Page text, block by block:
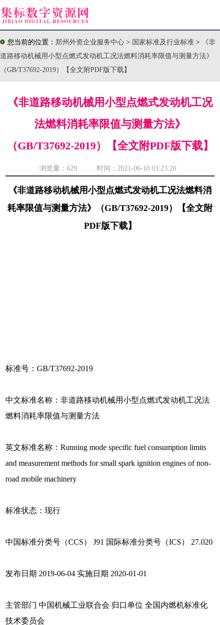
您当前的位置： 郑州外资企业服务中心 > 国家标准及行业标准 >
《非
道路移动机械用小型点燃式发动机工况法燃料消耗率限值与测量方法》
（GB/T37692-2019）【全文附PDF版下载】
《非道路移动机械用小型点燃式发动机工况
法燃料消耗率限值与测量方法》
（GB/T37692-2019）【全文附PDF版下载】
浏览量： 629 时间：2021-06-10 03:23:20
《非道路移动机械用小型点燃式发动机工况法燃料消
耗率限值与测量方法》（GB/T37692-2019）【全文附
PDF版下载】
标准号：GB/T37692-2019
中文标准名称：非道路移动机械用小型点燃式发动机工况法
燃料消耗率限值与测量方法
英文标准名称：Running mode specific fuel consumption limits
and measurement methods for small spark ignition engines of non-
road mobile machinery
标准状态：现行
中国标准分类号（CCS） J91 国际标准分类号（ICS） 27.020
发布日期 2019-06-04 实施日期 2020-01-01
主管部门 中国机械工业联合会 归口单位 全国内燃机标准化
技术委员会